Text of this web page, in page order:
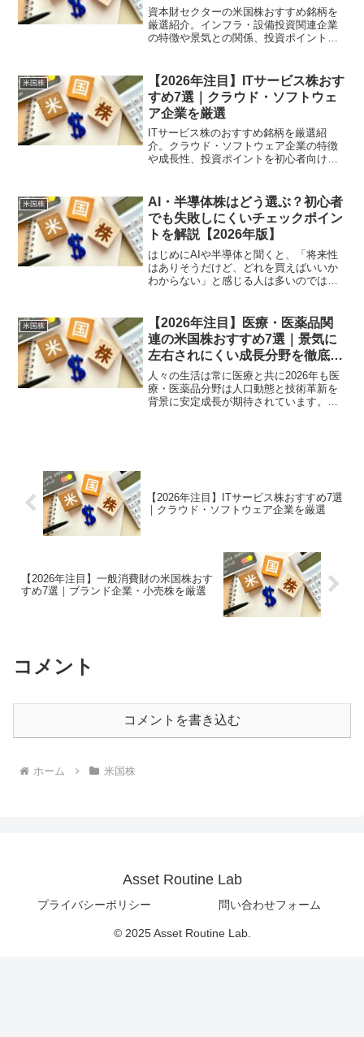
資本財セクターの米国株おすすめ銘柄を
厳選紹介。インフラ・設備投資関連企業
の特徴や景気との関係、投資ポイントを
府が使用する設備・機械・インフラを提
供する企業の株のことです...
米国株
【2026年注目】ITサービス株おす
すめ7選｜クラウド・ソフトウェ
ア企業を厳選
ITサービス株のおすすめ銘柄を厳選紹
介。クラウド・ソフトウェア企業の特徴
や成長性、投資ポイントを初心者向けに
やクラウドなどITサービスを提供する企
業の株のことです。...
米国株
AI・半導体株はどう選ぶ？初心者
でも失敗しにくいチェックポイン
トを解説【2026年版】
はじめにAIや半導体と聞くと、「将来性
はありそうだけど、どれを買えばいいか
わからない」と感じる人は多いのではな
何となく選ぶと失敗しやすい分野でもあ
ります。この記事では...
米国株
【2026年注目】医療・医薬品関
連の米国株おすすめ7選｜景気に
左右されにくい成長分野を徹底解
説
人々の生活は常に医療と共に2026年も医
療・医薬品分野は人口動態と技術革新を
背景に安定成長が期待されています。本
【2026年注目】ITサービス株おすすめ7選
｜クラウド・ソフトウェア企業を厳選
【2026年注目】一般消費財の米国株おす
すめ7選｜ブランド企業・小売株を厳選
コメント
コメントを書き込む
ホーム 米国株
Asset Routine Lab
プライバシーポリシー 問い合わせフォーム
© 2025 Asset Routine Lab.